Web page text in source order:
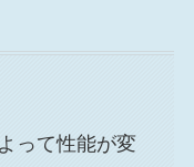
って性能が変